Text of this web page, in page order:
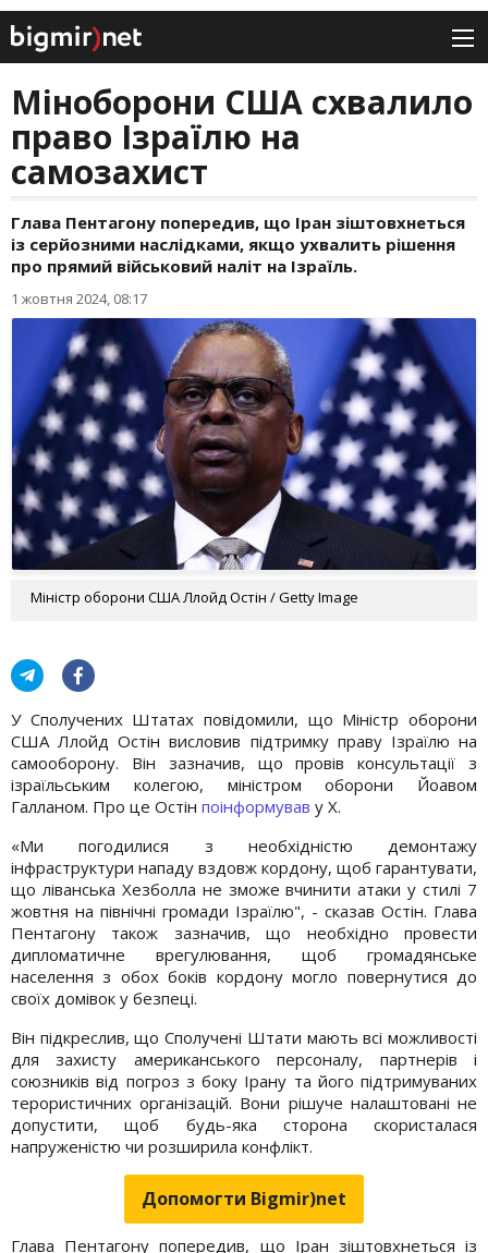
Міноборони США схвалило
право Ізраїлю на
самозахист
Глава Пентагону попередив, що Іран зіштовхнеться
із серйозними наслідками, якщо ухвалить рішення
про прямий військовий наліт на Ізраїль.
1 жовтня 2024, 08:17
Міністр оборони США Ллойд Остін / Getty Image
У Сполучених Штатах повідомили, що Міністр оборони
США Ллойд Остін висловив підтримку праву Ізраїлю на
самооборону. Він зазначив, що провів консультації з
ізраїльським колегою, міністром оборони Йоавом
Галланом. Про це Остін поінформував у X.
«Ми погодилися з необхідністю демонтажу
інфраструктури нападу вздовж кордону, щоб гарантувати,
що ліванська Хезболла не зможе вчинити атаки у стилі 7
жовтня на північні громади Ізраїлю", - сказав Остін. Глава
Пентагону також зазначив, що необхідно провести
дипломатичне врегулювання, щоб громадянське
населення з обох боків кордону могло повернутися до
своїх домівок у безпеці.
Він підкреслив, що Сполучені Штати мають всі можливості
для захисту американського персоналу, партнерів і
союзників від погроз з боку Ірану та його підтримуваних
терористичних організацій. Вони рішуче налаштовані не
допустити, щоб будь-яка сторона скористалася
напруженістю чи розширила конфлікт.
Допомогти Bigmir)net
Глава Пентагону попередив, що Іран зіштовхнеться із